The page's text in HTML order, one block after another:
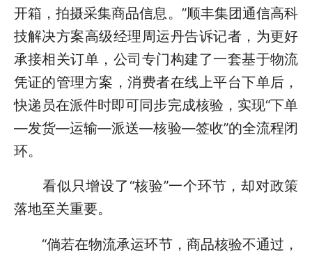
开箱，拍摄采集商品信息。”顺丰集团通信高科
技解决方案高级经理周运丹告诉记者，为更好
承接相关订单，公司专门构建了一套基于物流
凭证的管理方案，消费者在线上平台下单后，
快递员在派件时即可同步完成核验，实现“下单
—发货—运输—派送—核验—签收”的全流程闭
环。
看似只增设了“核验”一个环节，却对政策
落地至关重要。
“倘若在物流承运环节，商品核验不通过，